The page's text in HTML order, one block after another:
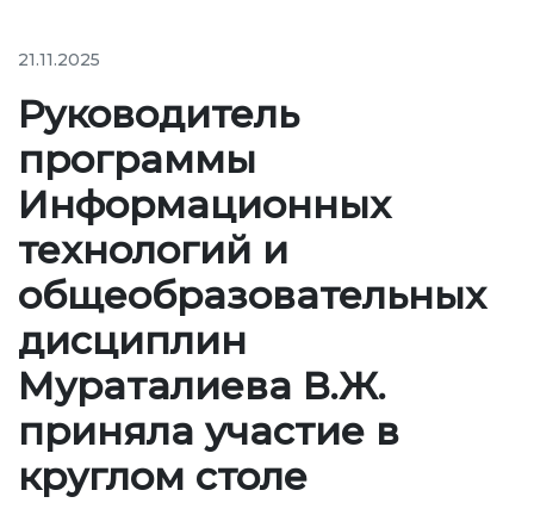
УНИВЕРСИТЕТ
О нас
Обращение ректора
Регламентирующие документы
Руководство
Коллегиальные органы
Подразделения
Нормативные документы
Предложения и жалобы
21.11.2025
Руководитель
программы
Информационных
технологий и
общеобразовательных
дисциплин
Мураталиева В.Ж.
приняла участие в
круглом столе